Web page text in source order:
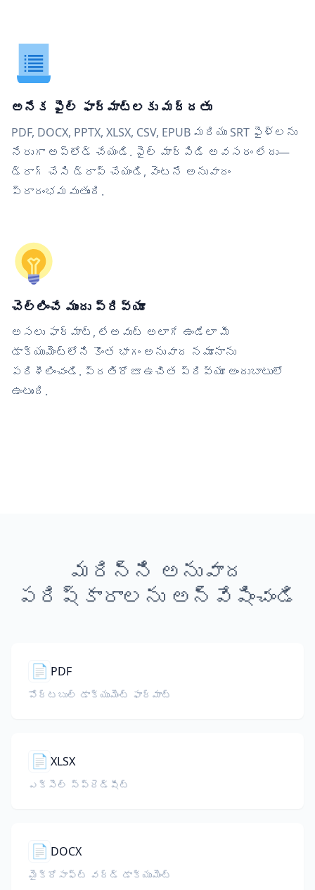
అనేక ఫైల్ ఫార్మాట్‌లకు మద్దతు
PDF, DOCX, PPTX, XLSX, CSV, EPUB మరియు SRT ఫైళ్లను
నేరుగా అప్‌లోడ్ చేయండి. ఫైల్ మార్పిడి అవసరం లేదు—
డ్రాగ్ చేసి డ్రాప్ చేయండి, వెంటనే అనువాదం
ప్రారంభమవుతుంది.
చెల్లించే ముందు ప్రివ్యూ
అసలు ఫార్మాట్, లేఅవుట్ అలాగే ఉండేలా మీ
డాక్యుమెంట్‌లోని కొంత భాగం అనువాద నమూనాను
పరిశీలించండి. ప్రతిరోజూ ఉచిత ప్రివ్యూ అందుబాటులో
ఉంటుంది.
మరిన్ని అనువాద
పరిష్కారాలను అన్వేషించండి
📄 PDF
పోర్టబుల్ డాక్యుమెంట్ ఫార్మాట్
📄 XLSX
ఎక్సెల్ స్ప్రెడ్‌షీట్
📄 DOCX
మైక్రోసాఫ్ట్ వర్డ్ డాక్యుమెంట్